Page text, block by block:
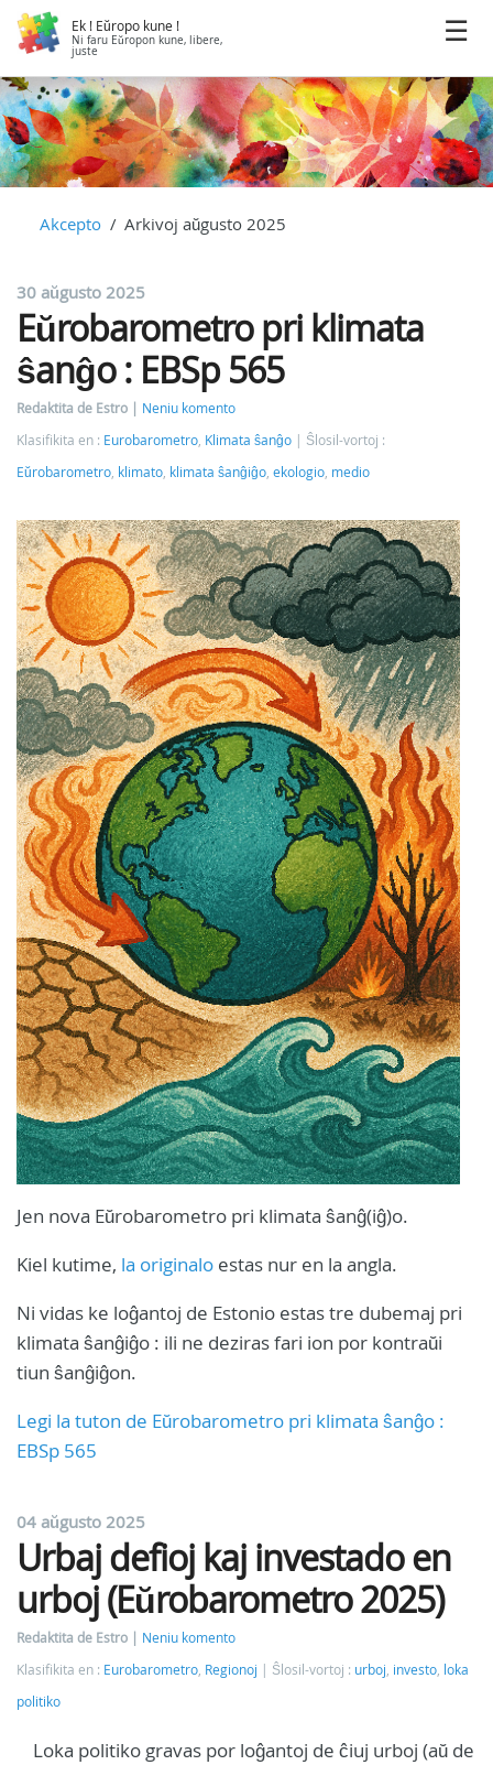
Ek ! Eŭropo kune !
Ni faru Eŭropon kune, libere,
juste
Akcepto Arkivoj aŭgusto 2025
30 aŭgusto 2025
Eŭrobarometro pri klimata
ŝanĝo : EBSp 565
Redaktita de Estro
Neniu komento
Klasifikita en : Eurobarometro Klimata ŝanĝo
Ŝlosil-vortoj :
Eŭrobarometro klimato klimata ŝanĝiĝo ekologio medio
Jen nova Eŭrobarometro pri klimata ŝanĝ(iĝ)o.
Kiel kutime, la originalo estas nur en la angla.
Ni vidas ke loĝantoj de Estonio estas tre dubemaj pri
klimata ŝanĝiĝo : ili ne deziras fari ion por kontraŭi
tiun ŝanĝiĝon.
Legi la tuton de Eŭrobarometro pri klimata ŝanĝo :
EBSp 565
04 aŭgusto 2025
Urbaj defioj kaj investado en
urboj (Eŭrobarometro 2025)
Redaktita de Estro
Neniu komento
Klasifikita en : Eurobarometro, Regionoj Ŝlosil-vortoj : urboj, investo, loka
politiko
Loka politiko gravas por loĝantoj de ĉiuj urboj (aŭ de